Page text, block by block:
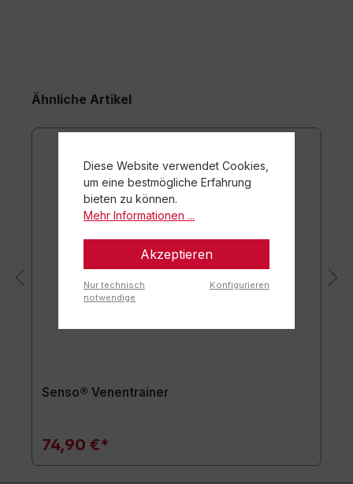
Ähnliche Artikel
Senso® Venentrainer
74,90 €*
Diese Website verwendet Cookies,
um eine bestmögliche Erfahrung
bieten zu können.
Mehr Informationen ...
Akzeptieren
Nur technisch
notwendige
Konfigurieren